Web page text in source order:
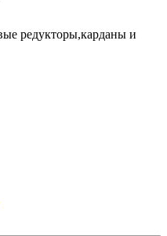
редукторы,карданы и